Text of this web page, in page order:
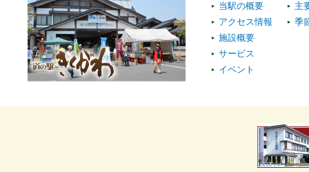
当駅の概要
アクセス情報
施設概要
サービス
イベント
主
季